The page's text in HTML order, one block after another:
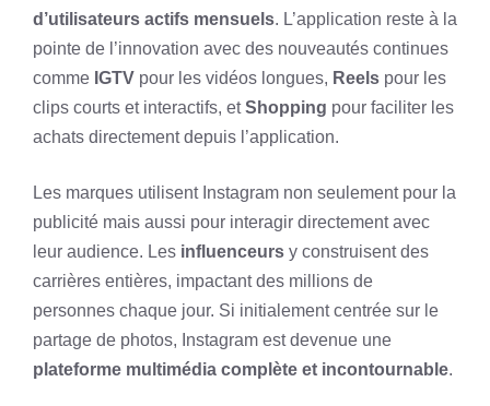
d’utilisateurs actifs mensuels. L’application reste à la
pointe de l’innovation avec des nouveautés continues
comme IGTV pour les vidéos longues, Reels pour les
clips courts et interactifs, etShopping pour faciliter les
achats directement depuis l’application.
Les marques utilisent Instagram non seulement pour la
publicité mais aussi pour interagir directement avec
leur audience. Les influenceurs y construisent des
carrières entières, impactant des millions de
personnes chaque jour. Si initialement centrée sur le
partage de photos, Instagram est devenue une
plateforme multimédia complète et incontournable.